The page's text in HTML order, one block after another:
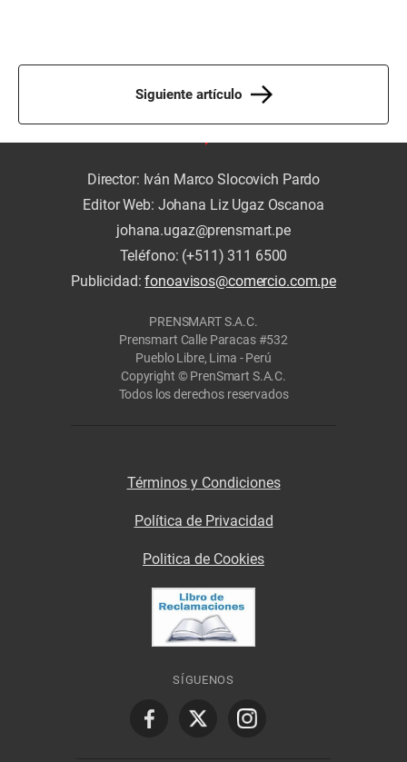
Siguiente artículo
Director: Iván Marco Slocovich Pardo
Editor Web: Johana Liz Ugaz Oscanoa
johana.ugaz@prensmart.pe
Teléfono: (+511) 311 6500
Publicidad:fonoavisos@comercio.com.pe
PRENSMART S.A.C.
Prensmart Calle Paracas #532
Pueblo Libre, Lima - Perú
Copyright © PrenSmart S.A.C.
Todos los derechos reservados
Términos y Condiciones
Política de Privacidad
Politica de Cookies
SÍGUENOS